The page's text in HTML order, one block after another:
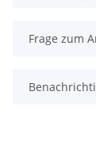
Frage zum